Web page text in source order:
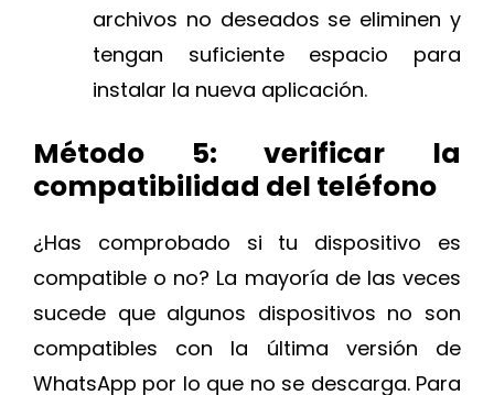
archivos no deseados se eliminen y
tengan suficiente espacio para
instalar la nueva aplicación.
Método 5: verificar la
compatibilidad del teléfono
¿Has comprobado si tu dispositivo es
compatible o no? La mayoría de las veces
sucede que algunos dispositivos no son
compatibles con la última versión de
WhatsApp por lo que no se descarga. Para